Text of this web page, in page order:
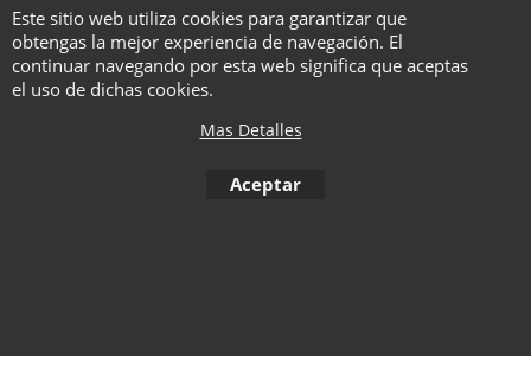
instrucciones en video.
Este sitio web utiliza cookies para garantizar que
obtengas la mejor experiencia de navegación. El
continuar navegando por esta web significa que aceptas
el uso de dichas cookies.
Mas Detalles
Aceptar